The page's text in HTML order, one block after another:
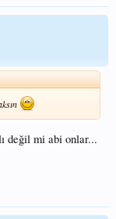
değil mi abi onlar...